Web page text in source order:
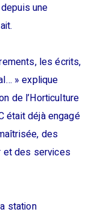
une
les écrits,
» explique
de l’Horticulture
était déjà engagé
des
et des services
station